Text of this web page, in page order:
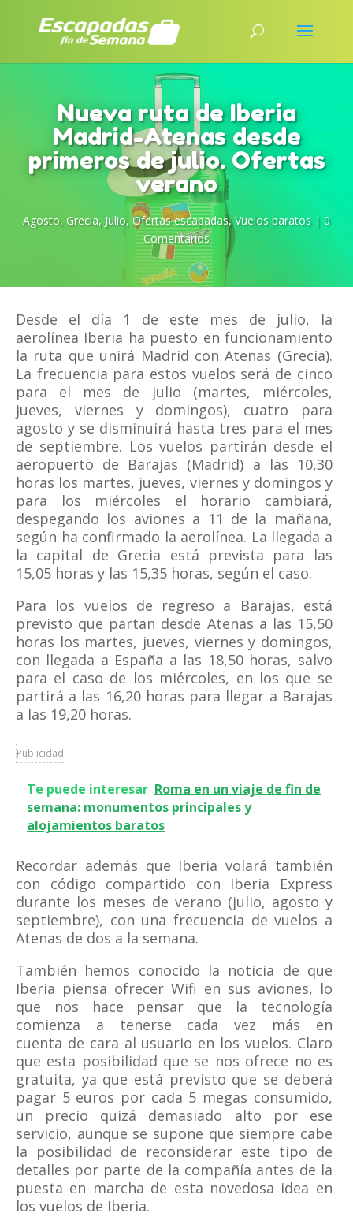
Nueva ruta de Iberia
Madrid-Atenas desde
primeros de julio. Ofertas
verano
Agosto, Grecia, Julio,Ofertas escapadas,Vuelos baratos| 0
Comentarios
Desde el día 1 de este mes de julio, la
aerolínea Iberia ha puesto en funcionamiento
la ruta que unirá Madrid con Atenas (Grecia).
La frecuencia para estos vuelos será de cinco
para el mes de julio (martes, miércoles,
jueves, viernes y domingos), cuatro para
agosto y se disminuirá hasta tres para el mes
de septiembre. Los vuelos partirán desde el
aeropuerto de Barajas (Madrid) a las 10,30
horas los martes, jueves, viernes y domingos y
para los miércoles el horario cambiará,
despegando los aviones a 11 de la mañana,
según ha confirmado la aerolínea. La llegada a
la capital de Grecia está prevista para las
15,05 horas y las 15,35 horas, según el caso.
Para los vuelos de regreso a Barajas, está
previsto que partan desde Atenas a las 15,50
horas los martes, jueves, viernes y domingos,
con llegada a España a las 18,50 horas, salvo
para el caso de los miércoles, en los que se
partirá a las 16,20 horas para llegar a Barajas
a las 19,20 horas.
Publicidad
Te puede interesar Roma en un viaje de fin de
semana: monumentos principales y
alojamientos baratos
Recordar además que Iberia volará también
con código compartido con Iberia Express
durante los meses de verano (julio, agosto y
septiembre), con una frecuencia de vuelos a
Atenas de dos a la semana.
También hemos conocido la noticia de que
Iberia piensa ofrecer Wifi en sus aviones, lo
que nos hace pensar que la tecnología
comienza a tenerse cada vez más en
cuenta de cara al usuario en los vuelos. Claro
que esta posibilidad que se nos ofrece no es
gratuita, ya que está previsto que se deberá
pagar 5 euros por cada 5 megas consumido,
un precio quizá demasiado alto por ese
servicio, aunque se supone que siempre cabe
la posibilidad de reconsiderar este tipo de
detalles por parte de la compañía antes de la
puesta en marcha de esta novedosa idea en
los vuelos de Iberia.